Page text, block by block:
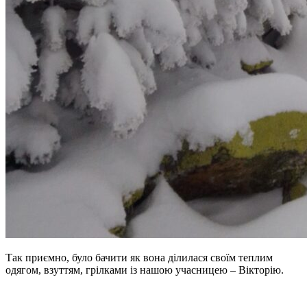
Так приємно, було бачити як вона ділилася своїм теплим
одягом, взуттям, грілками із нашою учасницею – Вікторію.